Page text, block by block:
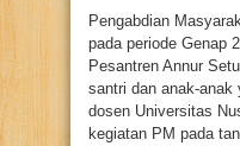
Pengabdian
pada periode Genap
Pesantren Annur
santri dan anak-
dosen Universitas
kegiatan PM pada